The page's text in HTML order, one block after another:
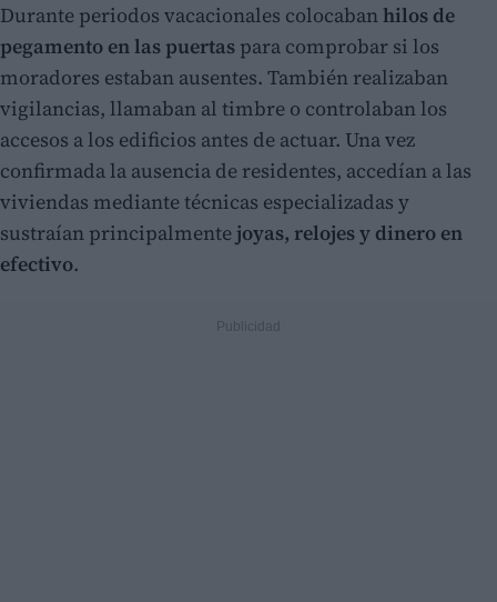
Durante periodos vacacionales colocabanhilos de
pegamento en las puertas para comprobar si los
moradores estaban ausentes. También realizaban
vigilancias, llamaban al timbre o controlaban los
accesos a los edificios antes de actuar. Una vez
confirmada la ausencia de residentes, accedían a las
viviendas mediante técnicas especializadas y
sustraían principalmentejoyas, relojes y dinero en
efectivo.